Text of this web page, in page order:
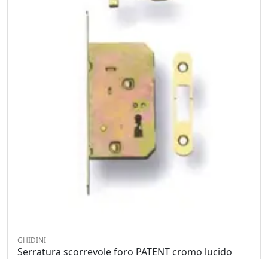
GHIDINI
Serratura scorrevole foro PATENT cromo lucido